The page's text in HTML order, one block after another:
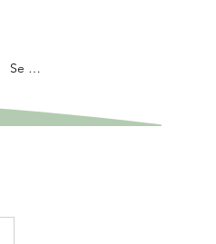
Se connecter